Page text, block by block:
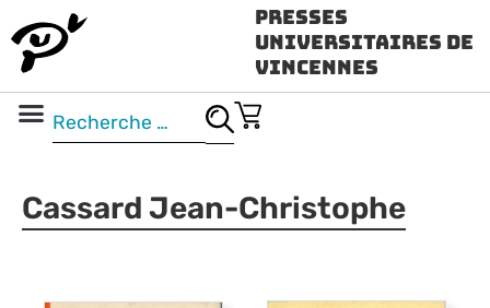
Presses
Universitaires de
Vincennes
Cassard Jean-Christophe